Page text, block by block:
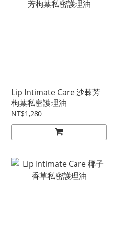
Lip Intimate Care 沙棘芳
枸葉私密護理油
NT$1,280